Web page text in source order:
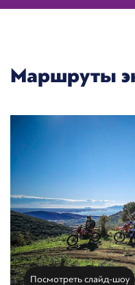
Маршруты
Посмотреть слайд-шоу